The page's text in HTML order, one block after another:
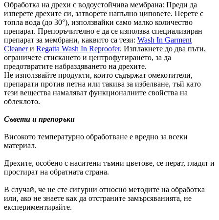
Обработка на дрехи с водоустойчива мембрана: Преди да
изперете дрехите си, затворете напълно циповете. Перете с
топла вода (до 30°), използвайки само малко количество
препарат. Препоръчително е да се използва специализиран
препарат за мембрани, каквито са тези: Wash In Garment
Cleanerи Regatta Wash In Reproofer. Изплакнете до два пъти,
ограничете стискането и центрофугирането, за да
предотвратите набраздяването на дрехите.
Не използвайте продукти, които съдържат омекотители,
препарати против петна или такива за избелване, тъй като
тези вещества намаляват функционалните свойства на
облеклото.
Съвети и препоръки
Високото температурно обработване е вредно за всеки
материал.
Дрехите, особено с наситени тъмни цветове, се перат, гладят и
простират на обратната страна.
В случай, че не сте сигурни относно методите на обработка
или, ако не знаете как да отстраните замърсяванията, не
експериментирайте.